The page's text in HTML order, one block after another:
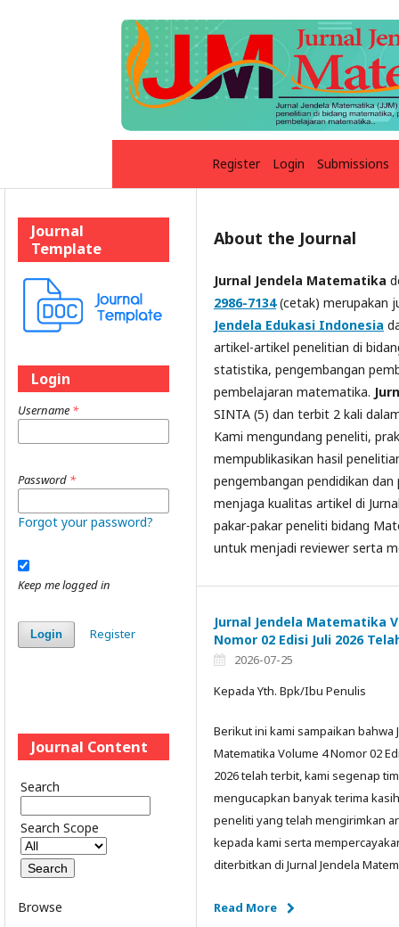
Register Login Submissions
Journal
Template
Login
Username *
Password *
Forgot your password?
Keep me logged in
Login Register
Journal Content
Search
Search Scope
Browse
About the Journal
Jurnal Jendela Matematika
2986-7134(cetak) merupakan
Jendela Edukasi Indonesia
artikel-artikel penelitian di
statistika, pengembangan
pembelajaran matematika.
SINTA (5) dan terbit 2 kali
Kami mengundang peneliti,
mempublikasikan hasil
pengembangan pendidikan
menjaga kualitas artikel di
pakar-pakar peneliti bidang
untuk menjadi reviewer serta
Jurnal Jendela Matematika
Nomor 02 Edisi Juli 2026
2026-07-25
Kepada Yth. Bpk/Ibu Penulis
Berikut ini kami sampaikan bahwa
Matematika Volume 4 Nomor 02
2026 telah terbit, kami segenap
mengucapkan banyak terima
peneliti yang telah mengirimkan
kepada kami serta
diterbitkan di Jurnal Jendela
Read More